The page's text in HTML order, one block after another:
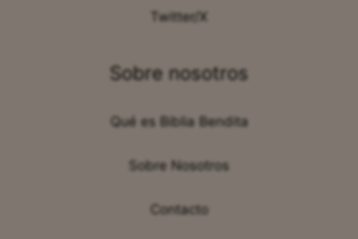
Twitter/X
Sobre nosotros
Qué es Biblia Bendita
Sobre Nosotros
Contacto